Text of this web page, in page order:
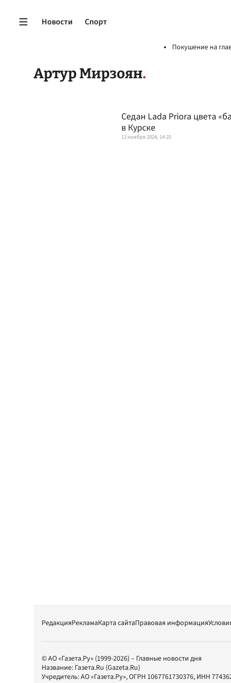
Новости Спорт
Покушение на
Артур Мирзоян
Седан Lada Priora цвета
в Курске
13 ноября 2024, 14:25
РедакцияРекламаКарта сайтаПравовая информация
© АО «Газета.Ру» (1999-2026) – Главные новости дня
Название: Газета.Ru (Gazeta.Ru)
Учредитель:АО «Газета.Ру», ОГРН 1067761730376, ИНН